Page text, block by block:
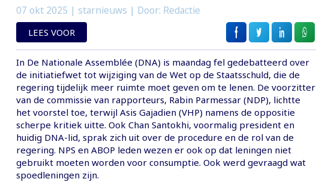
07 okt 2025 | starnieuws | Door: Redactie
LEES VOOR
In De Nationale Assemblée (DNA) is maandag fel gedebatteerd over
de initiatiefwet tot wijziging van de Wet op de Staatsschuld, die de
regering tijdelijk meer ruimte moet geven om te lenen. De voorzitter
van de commissie van rapporteurs, Rabin Parmessar (NDP), lichtte
het voorstel toe, terwijl Asis Gajadien (VHP) namens de oppositie
scherpe kritiek uitte. Ook Chan Santokhi, voormalig president en
huidig DNA-lid, sprak zich uit over de procedure en de rol van de
regering. NPS en ABOP leden wezen er ook op dat leningen niet
gebruikt moeten worden voor consumptie. Ook werd gevraagd wat
spoedleningen zijn.